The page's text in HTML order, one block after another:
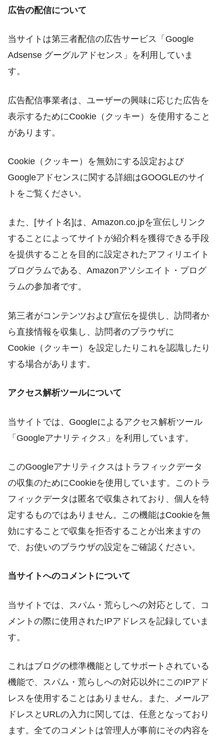
広告の配信について
当サイトは第三者配信の広告サービス「Google
Adsense グーグルアドセンス」を利用していま
す。
広告配信事業者は、ユーザーの興味に応じた広告を
表示するためにCookie（クッキー）を使用すること
があります。
Cookie（クッキー）を無効にする設定および
Googleアドセンスに関する詳細はGOOGLEのサイ
トをご覧ください。
また、[サイト名]は、Amazon.co.jpを宣伝しリンク
することによってサイトが紹介料を獲得できる手段
を提供することを目的に設定されたアフィリエイト
プログラムである、Amazonアソシエイト・プログ
ラムの参加者です。
第三者がコンテンツおよび宣伝を提供し、訪問者か
ら直接情報を収集し、訪問者のブラウザに
Cookie（クッキー）を設定したりこれを認識したり
する場合があります。
アクセス解析ツールについて
当サイトでは、Googleによるアクセス解析ツール
「Googleアナリティクス」を利用しています。
このGoogleアナリティクスはトラフィックデータ
の収集のためにCookieを使用しています。このトラ
フィックデータは匿名で収集されており、個人を特
定するものではありません。この機能はCookieを無
効にすることで収集を拒否することが出来ますの
で、お使いのブラウザの設定をご確認ください。
当サイトへのコメントについて
当サイトでは、スパム・荒らしへの対応として、コ
メントの際に使用されたIPアドレスを記録していま
す。
これはブログの標準機能としてサポートされている
機能で、スパム・荒らしへの対応以外にこのIPアド
レスを使用することはありません。また、メールア
ドレスとURLの入力に関しては、任意となっており
ます。全てのコメントは管理人が事前にその内容を